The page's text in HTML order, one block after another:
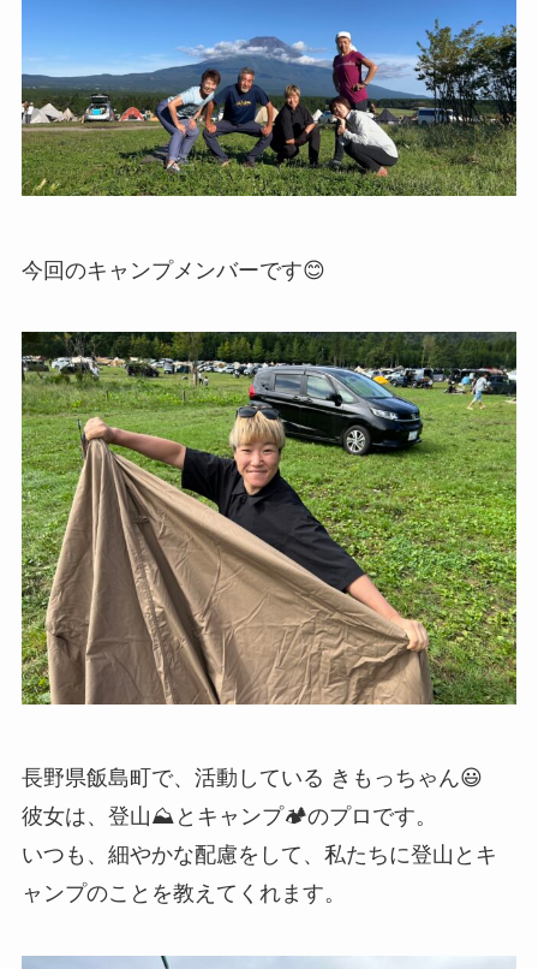
今回のキャンプメンバーです😊
長野県飯島町で、活動している きもっちゃん😃
彼女は、登山⛰️とキャンプ🏕️のプロです。
いつも、細やかな配慮をして、私たちに登山とキ
ャンプのことを教えてくれます。